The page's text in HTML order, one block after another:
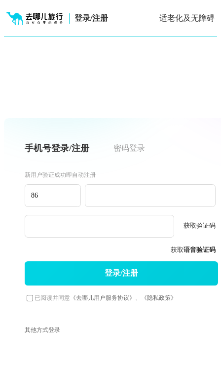
登录/注册 适老化及无障碍
手机号登录/注册 密码登录
新用户验证成功即自动注册
获取验证码
获取语音验证码
登录/注册
已阅读并同意《去哪儿用户服务协议》 《隐私政策》
其他方式登录